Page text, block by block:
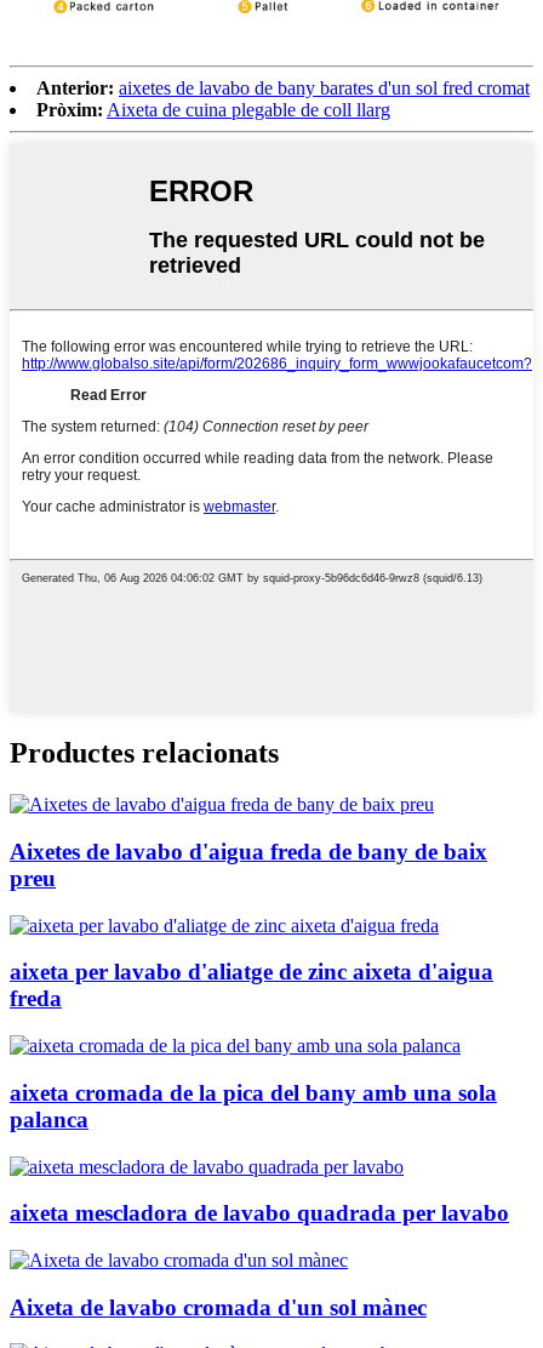
Anterior: aixetes de lavabo de bany barates d'un sol fred cromat
Pròxim: Aixeta de cuina plegable de coll llarg
Productes relacionats
Aixetes de lavabo d'aigua freda de bany de baix
preu
aixeta per lavabo d'aliatge de zinc aixeta d'aigua
freda
aixeta cromada de la pica del bany amb una sola
palanca
aixeta mescladora de lavabo quadrada per lavabo
Aixeta de lavabo cromada d'un sol mànec